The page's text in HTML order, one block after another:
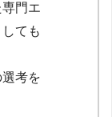
専門エ
ても
選考を